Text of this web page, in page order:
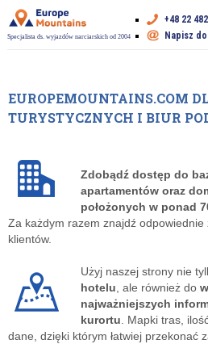
Specjalista ds. wyjazdów narciarskich od 2004
+48 22
Napisz
EUROPEMOUNTAINS.COM
TURYSTYCZNYCH I BIUR
Zdobądź dostęp do
apartamentów oraz
położonych w ponad
Za każdym razem znajdź
klientów.
Użyj naszej strony nie
hotelu, ale również do
najważniejszych
kurortu. Mapki tras,
dane, dzięki którym łatwiej przekonać